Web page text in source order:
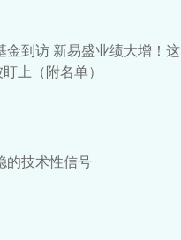
金到访 新易盛业绩大增！这
上（附名单）
的技术性信号